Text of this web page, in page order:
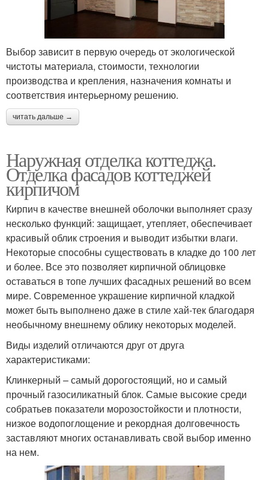
Выбор зависит в первую очередь от экологической
чистоты материала, стоимости, технологии
производства и крепления, назначения комнаты и
соответствия интерьерному решению.
читать дальше →
Наружная отделка коттеджа.
Отделка фасадов коттеджей
кирпичом
Кирпич в качестве внешней оболочки выполняет сразу
несколько функций: защищает, утепляет, обеспечивает
красивый облик строения и выводит избытки влаги.
Некоторые способны существовать в кладке до 100 лет
и более. Все это позволяет кирпичной облицовке
оставаться в топе лучших фасадных решений во всем
мире. Современное украшение кирпичной кладкой
может быть выполнено даже в стиле хай-тек благодаря
необычному внешнему облику некоторых моделей.
Виды изделий отличаются друг от друга
характеристиками:
Клинкерный – самый дорогостоящий, но и самый
прочный газосиликатный блок. Самые высокие среди
собратьев показатели морозостойкости и плотности,
низкое водопоглощение и рекордная долговечность
заставляют многих останавливать свой выбор именно
на нем.